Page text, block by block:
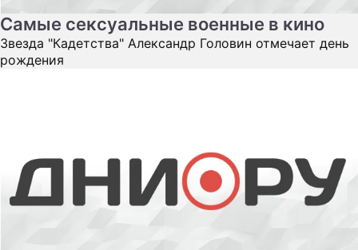
Самые сексуальные военные в кино
Звезда "Кадетства" Александр Головин отмечает день
рождения